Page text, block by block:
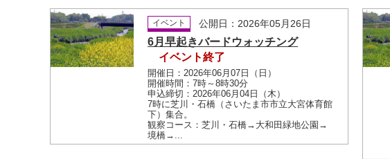
イベント 公開日：2026年05月26日
6月早起きバードウォッチング
イベント終了
開催日：2026年06月07日（日）
開催時間：7時～8時30分
申込締切：2026年06月04日（木）
7時に芝川・石橋（さいたま市市立大宮体育館
下）集合。
観察コース：芝川・石橋→大和田緑地公園→
境橋→...